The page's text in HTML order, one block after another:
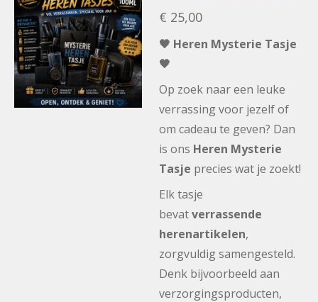
€ 25,00
🖤 Heren Mysterie Tasje
🖤
Op zoek naar een leuke
verrassing voor jezelf of
om cadeau te geven? Dan
is ons Heren Mysterie
Tasje precies wat je zoekt!
Elk tasje
bevatverrassende
herenartikelen,
zorgvuldig samengesteld.
Denk bijvoorbeeld aan
verzorgingsproducten,